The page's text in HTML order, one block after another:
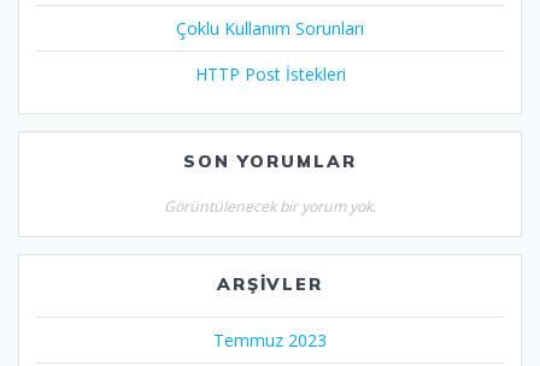
Çoklu Kullanım Sorunları
HTTP Post İstekleri
SON YORUMLAR
Görüntülenecek bir yorum yok.
ARŞIVLER
Temmuz 2023